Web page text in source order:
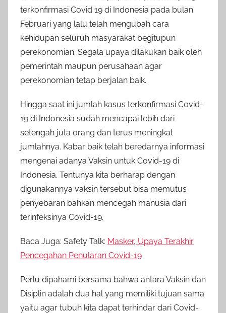
i
n
terkonfirmasi Covid 19 di Indonesia pada bulan
Februari yang lalu telah mengubah cara
kehidupan seluruh masyarakat begitupun
perekonomian. Segala upaya dilakukan baik oleh
pemerintah maupun perusahaan agar
perekonomian tetap berjalan baik.
Hingga saat ini jumlah kasus terkonfirmasi Covid-
19 di Indonesia sudah mencapai lebih dari
setengah juta orang dan terus meningkat
jumlahnya. Kabar baik telah beredarnya informasi
mengenai adanya Vaksin untuk Covid-19 di
Indonesia. Tentunya kita berharap dengan
digunakannya vaksin tersebut bisa memutus
penyebaran bahkan mencegah manusia dari
terinfeksinya Covid-19.
Baca Juga: Safety Talk: Masker, Upaya Terakhir
Pencegahan Penularan Covid-19
Perlu dipahami bersama bahwa antara Vaksin dan
Disiplin adalah dua hal yang memiliki tujuan sama
yaitu agar tubuh kita dapat terhindar dari Covid-